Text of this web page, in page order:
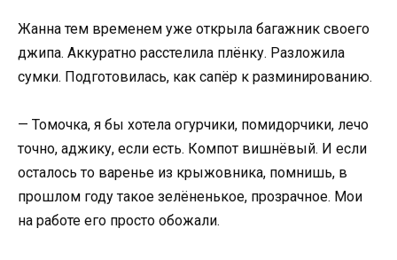
Жанна тем временем уже открыла багажник своего
джипа. Аккуратно расстелила плёнку. Разложила
сумки. Подготовилась, как сапёр к разминированию.
— Томочка, я бы хотела огурчики, помидорчики, лечо
точно, аджику, если есть. Компот вишнёвый. И если
осталось то варенье из крыжовника, помнишь, в
прошлом году такое зелёненькое, прозрачное. Мои
на работе его просто обожали.